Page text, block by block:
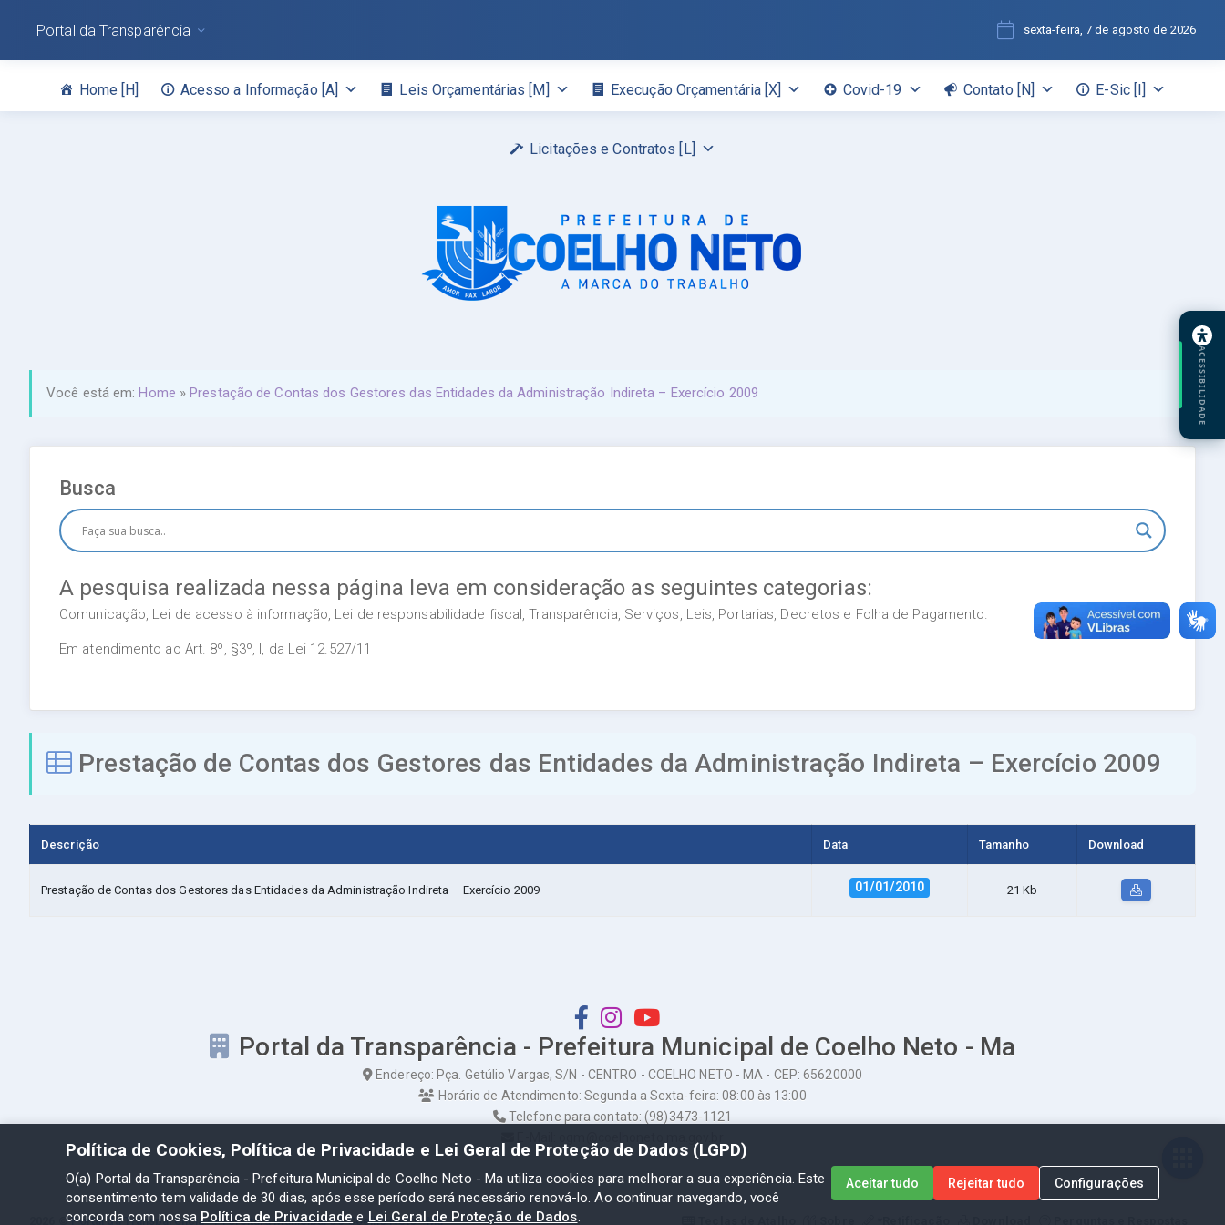
Home [H] Acesso a Informação [A] Leis Orçamentárias [M] Execução Orçamentária [X] Covid-19 Contato [N] E-Sic [I]
Licitações e Contratos [L]
Portal da Transparência sexta-feira, 7 de agosto de 2026
Você está em:Home »Prestação de Contas dos Gestores das Entidades da Administração Indireta – Exercício 2009
Busca
A pesquisa realizada nessa página leva em consideração as seguintes categorias:
Comunicação, Lei de acesso à informação, Lei de responsabilidade fiscal, Transparência, Serviços, Leis, Portarias, Decretos e Folha de Pagamento.
Em atendimento ao Art. 8º, §3º, I, da Lei 12.527/11
Prestação de Contas dos Gestores das Entidades da Administração Indireta – Exercício 2009
Descrição Data Tamanho Download
Prestação de Contas dos Gestores das Entidades da Administração Indireta – Exercício 2009 01/01/2010 21 Kb
Portal da Transparência - Prefeitura Municipal de Coelho Neto - Ma
Endereço: Pça. Getúlio Vargas, S/N - CENTRO - COELHO NETO - MA - CEP: 65620000
Horário de Atendimento: Segunda a Sexta-feira: 08:00 às 13:00
Telefone para contato: (98)3473-1121
2026 ©Portal da Transparência - Prefeitura Municipal de Coelho Neto - Ma
ACESSIBILIDADE
Política de Cookies, Política de Privacidade e Lei Geral de Proteção de Dados (LGPD)
O(a) Portal da Transparência - Prefeitura Municipal de Coelho Neto - Ma utiliza cookies para melhorar a sua experiência. Este
consentimento tem validade de 30 dias, após esse período será necessário renová-lo. Ao continuar navegando, você
concorda com nossa Política de Privacidade e Lei Geral de Proteção de Dados.
Aceitar tudo Rejeitar tudo Configurações